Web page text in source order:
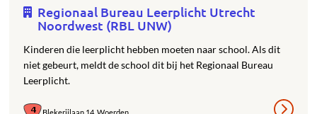
Regionaal Bureau Leerplicht Utrecht
Noordwest (RBL UNW)
Kinderen die leerplicht hebben moeten naar school. Als dit
niet gebeurt, meldt de school dit bij het Regionaal Bureau
Leerplicht.
Blekerijlaan 14, Woerden